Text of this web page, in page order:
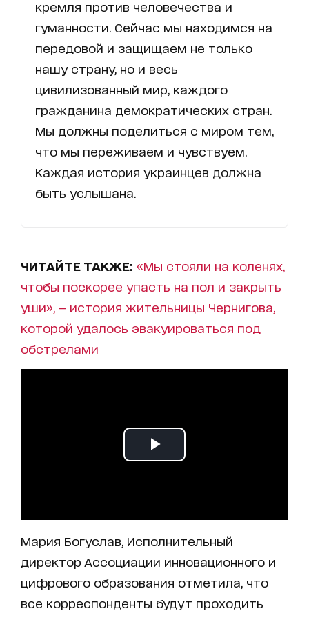
кремля против человечества и
гуманности. Сейчас мы находимся на
передовой и защищаем не только
нашу страну, но и весь
цивилизованный мир, каждого
гражданина демократических стран.
Мы должны поделиться с миром тем,
что мы переживаем и чувствуем.
Каждая история украинцев должна
быть услышана.
ЧИТАЙТЕ ТАКЖЕ: «Мы стояли на коленях,
чтобы поскорее упасть на пол и закрыть
уши», — история жительницы Чернигова,
которой удалось эвакуироваться под
обстрелами
Мария Богуслав, Исполнительный
директор Ассоциации инновационного и
цифрового образования отметила, что
все корреспонденты будут проходить